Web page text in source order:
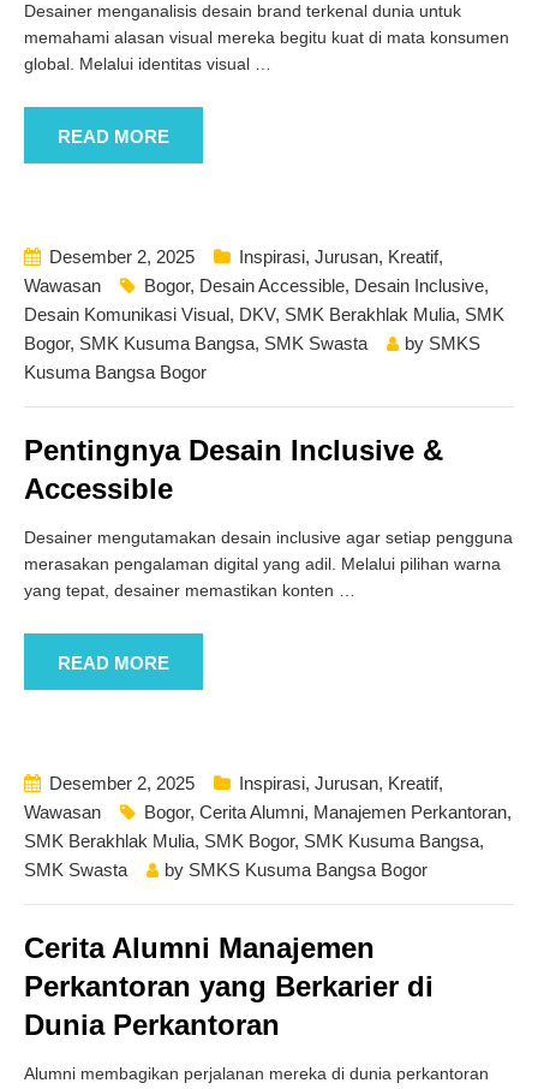
Desainer menganalisis desain brand terkenal dunia untuk
memahami alasan visual mereka begitu kuat di mata konsumen
global. Melalui identitas visual …
READ MORE
Desember 2, 2025 Inspirasi, Jurusan, Kreatif,
Wawasan
Bogor, Desain Accessible, Desain Inclusive,
Desain Komunikasi Visual, DKV, SMK Berakhlak Mulia, SMK
Bogor, SMK Kusuma Bangsa, SMK Swasta by SMKS
Kusuma Bangsa Bogor
Pentingnya Desain Inclusive &
Accessible
Desainer mengutamakan desain inclusive agar setiap pengguna
merasakan pengalaman digital yang adil. Melalui pilihan warna
yang tepat, desainer memastikan konten …
READ MORE
Desember 2, 2025 Inspirasi, Jurusan, Kreatif,
Wawasan
Bogor, Cerita Alumni, Manajemen Perkantoran,
SMK Berakhlak Mulia, SMK Bogor, SMK Kusuma Bangsa,
SMK Swasta
by SMKS Kusuma Bangsa Bogor
Cerita Alumni Manajemen
Perkantoran yang Berkarier di
Dunia Perkantoran
Alumni membagikan perjalanan mereka di dunia perkantoran